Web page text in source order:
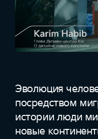
Эволюция
посредством
истории люди
новые